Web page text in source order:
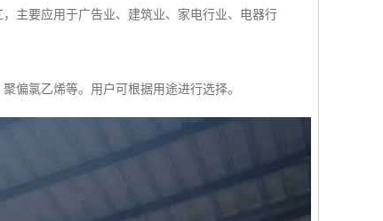
主要应用于广告业、建筑业、家电行业、电器行
偏氯乙烯等。用户可根据用途进行选择。